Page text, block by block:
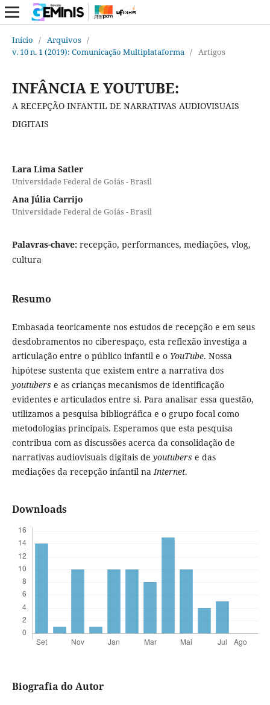
Início / Arquivos /
v. 10 n. 1 (2019): Comunicação Multiplataforma / Artigos
INFÂNCIA E YOUTUBE:
A RECEPÇÃO INFANTIL DE NARRATIVAS AUDIOVISUAIS
DIGITAIS
Lara Lima Satler
Universidade Federal de Goiás - Brasil
Ana Júlia Carrijo
Universidade Federal de Goiás - Brasil
Palavras-chave: recepção, performances, mediações, vlog,
cultura
Resumo
Embasada teoricamente nos estudos de recepção e em seus
desdobramentos no ciberespaço, esta reflexão investiga a
articulação entre o público infantil e o YouTube. Nossa
hipótese sustenta que existem entre a narrativa dos
youtubers e as crianças mecanismos de identificação
evidentes e articulados entre si. Para analisar essa questão,
utilizamos a pesquisa bibliográfica e o grupo focal como
metodologias principais. Esperamos que esta pesquisa
contribua com as discussões acerca da consolidação de
narrativas audiovisuais digitais de youtubers e das
mediações da recepção infantil naInternet.
Downloads
Biografia do Autor